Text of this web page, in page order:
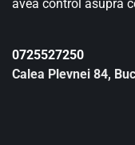
avea control asupra
0725527250
Calea Plevnei 84,